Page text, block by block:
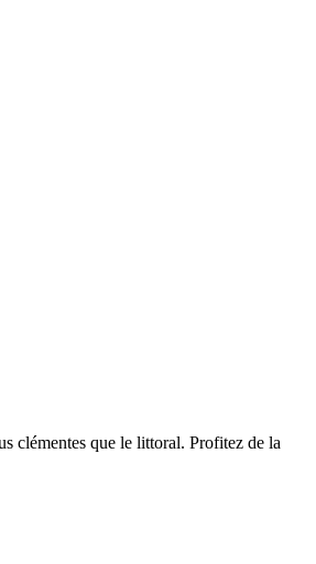
clémentes que le littoral. Profitez de la